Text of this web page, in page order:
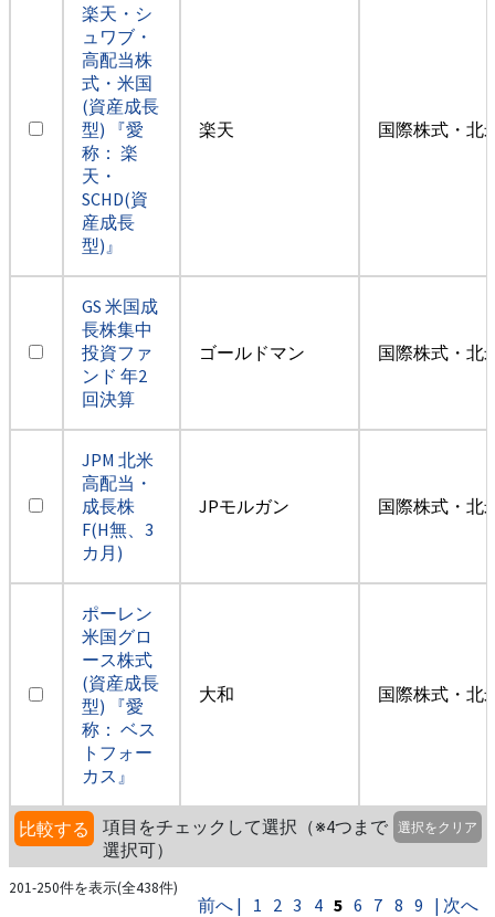
楽天・シ
ュワブ・
高配当株
式・米国
(資産成長
型) 『愛
称： 楽
天・
SCHD(資
産成長
型)』
楽天 国際株式・北
GS 米国成
長株集中
投資ファ
ンド 年2
回決算
ゴールドマン 国際株式・北
JPM 北米
高配当・
成長株
F(H無、3
カ月)
JPモルガン 国際株式・北
ポーレン
米国グロ
ース株式
(資産成長
型) 『愛
称： ベス
トフォー
カス』
大和 国際株式・北
比較する
項目をチェックして選択（※4つまで
選択可）
選択をクリア
201-250件を表示(全438件)
前へ | 1 2 3 4 5 6 7 8 9 | 次へ